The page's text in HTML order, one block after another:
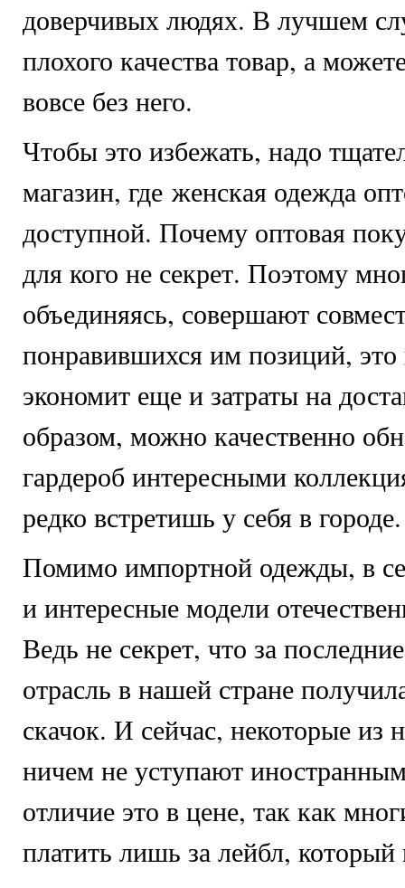
доверчивых людях. В лучшем
плохого качества товар, а
вовсе без него.
Чтобы это избежать, надо
магазин, где женская одежда
доступной. Почему оптовая
для кого не секрет. Поэтому
объединяясь, совершают
понравившихся им позиций, это
экономит еще и затраты на
образом, можно качественно
гардероб интересными
редко встретишь у себя в городе.
Помимо импортной одежды, в
и интересные модели
Ведь не секрет, что за
отрасль в нашей стране
скачок. И сейчас, некоторые из
ничем не уступают
отличие это в цене, так как
платить лишь за лейбл, который